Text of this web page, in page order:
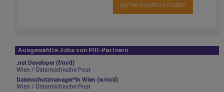
per Newsletter erhalten
Ausgewählte Jobs von PIR-Partnern
.net Developer (f/m/d)
Wien / Österreichische Post
Datenschutzmanager*in Wien (w/m/d)
Wien / Österreichische Post